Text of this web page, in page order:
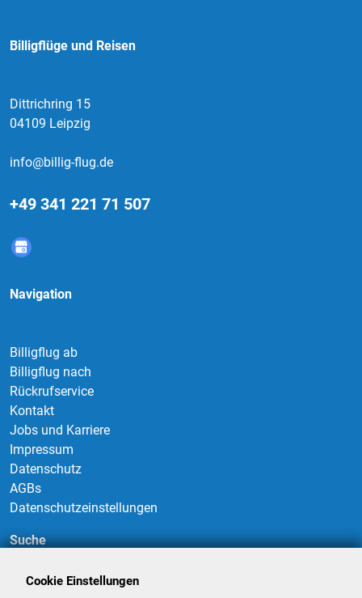
Billigflüge und Reisen
Dittrichring 15
04109 Leipzig
info@billig-flug.de
+49 341 221 71 507
Navigation
Billigflug ab
Billigflug nach
Rückrufservice
Kontakt
Jobs und Karriere
Impressum
Datenschutz
AGBs
Datenschutzeinstellungen
Suche
Cookie Einstellungen